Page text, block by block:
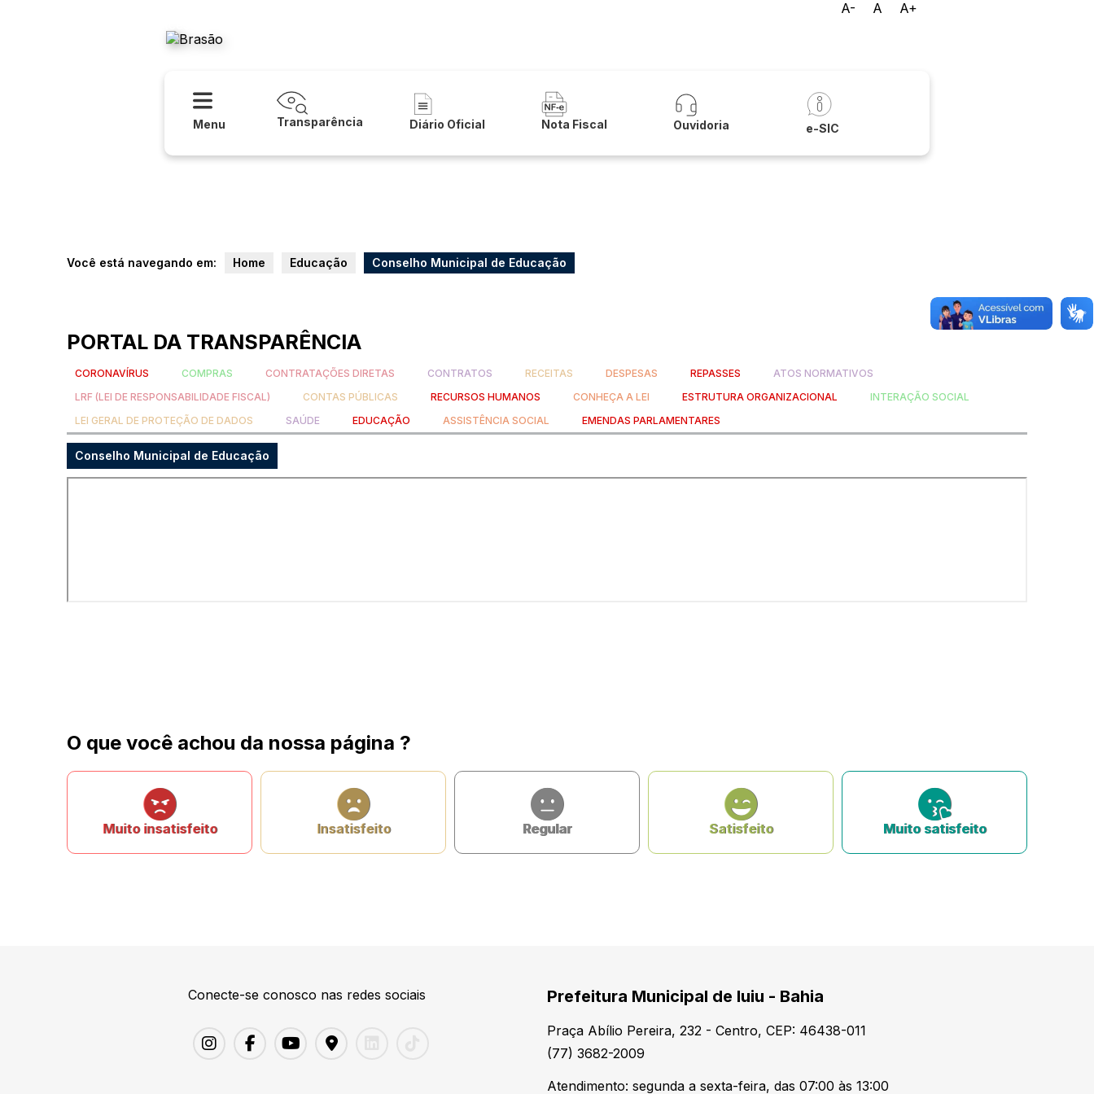
A- A
A+
Menu Transparência Diário Oficial Nota Fiscal Ouvidoria e-SIC
Você está navegando em: Home Educação Conselho Municipal de Educação
PORTAL DA TRANSPARÊNCIA
CORONAVÍRUS COMPRAS CONTRATAÇÕES DIRETAS CONTRATOS RECEITAS DESPESAS REPASSES
ATOS NORMATIVOS
LRF (LEI DE RESPONSABILIDADE FISCAL)
CONTAS PÚBLICAS RECURSOS HUMANOS CONHEÇA A LEI ESTRUTURA ORGANIZACIONAL
INTERAÇÃO SOCIAL
LEI GERAL DE PROTEÇÃO DE DADOS
SAÚDE EDUCAÇÃO ASSISTÊNCIA SOCIAL EMENDAS PARLAMENTARES
Conselho Municipal de Educação
O que você achou da nossa página ?
Muito insatisfeito Insatisfeito Regular Satisfeito Muito satisfeito
Conecte-se conosco nas redes sociais Prefeitura Municipal de Iuiu - Bahia
Praça Abílio Pereira, 232 - Centro, CEP: 46438-011
(77) 3682-2009
Atendimento: segunda a sexta-feira, das 07:00 às 13:00